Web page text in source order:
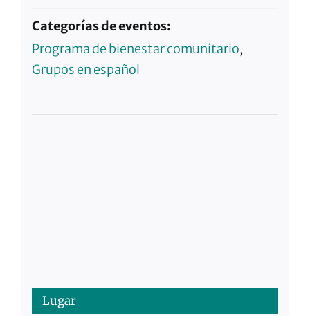
Categorías de eventos:
Programa de bienestar comunitario,
Grupos en español
Lugar